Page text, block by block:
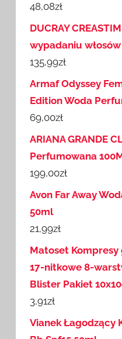
48,08zł
DUCRAY
wypadaniu
135,99zł
Armaf Odyssey
Edition Woda
69,00zł
ARIANA GRANDE
Perfumowana
199,00zł
Avon Far Away
50ml
21,99zł
Matoset Kompresy
17-nitkowe 8-
Blister Pakiet
3,91zł
Vianek Łagodzący